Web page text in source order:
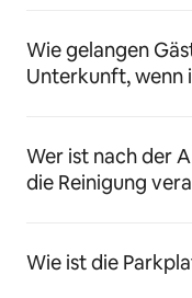
Wie gelangen
Unterkunft, wenn
Wer ist nach der
die Reinigung
Wie ist die